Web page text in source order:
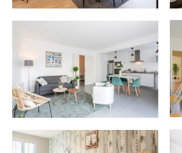
CAEN
TROUVILLE
Appartement rénové